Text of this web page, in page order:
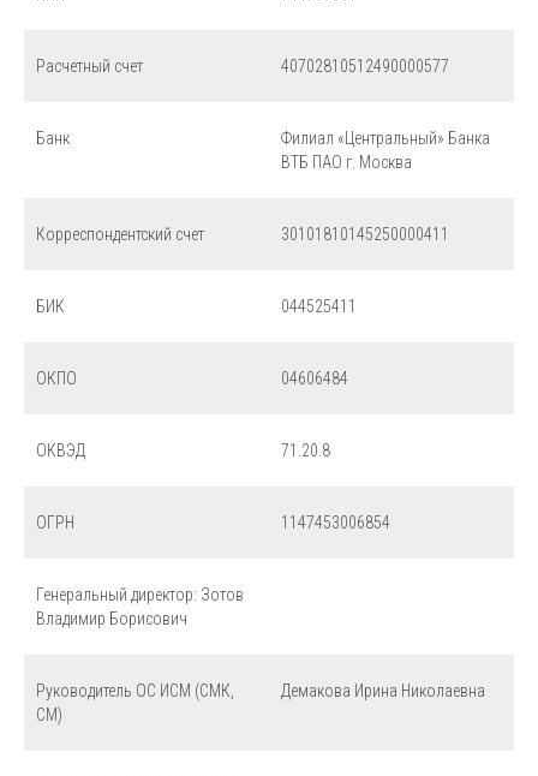
Расчетный счет 40702810512490000577
Банк
Филиал «Центральный» Банка
ВТБ ПАО г. Москва
Корреспондентский счет 30101810145250000411
БИК 044525411
ОКПО 04606484
ОКВЭД 71.20.8
ОГРН 1147453006854
Генеральный директор: Зотов
Владимир Борисович
Руководитель ОС ИСМ (СМК,
СМ)
Демакова Ирина Николаевна